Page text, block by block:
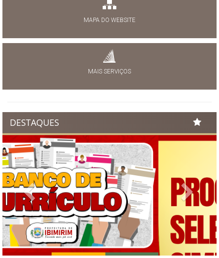
MAPA DO WEBSITE
MAIS SERVIÇOS
DESTAQUES
Previous Next